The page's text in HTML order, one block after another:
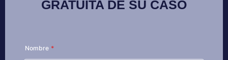
GRATUITA DE SU CASO